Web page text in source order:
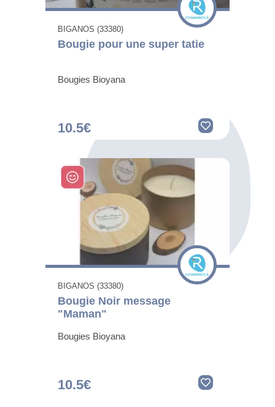
BIGANOS (33380)
Bougie pour une super tatie
Bougies Bioyana
10.5€
BIGANOS (33380)
Bougie Noir message
"Maman"
Bougies Bioyana
10.5€